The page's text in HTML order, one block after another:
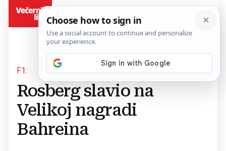
F1:
Rosberg slavio na
Velikoj nagradi
Bahreina